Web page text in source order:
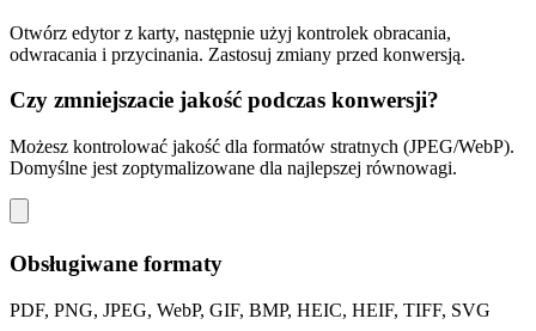
Otwórz edytor z karty, następnie użyj kontrolek obracania,
odwracania i przycinania. Zastosuj zmiany przed konwersją.
Czy zmniejszacie jakość podczas konwersji?
Możesz kontrolować jakość dla formatów stratnych (JPEG/WebP).
Domyślne jest zoptymalizowane dla najlepszej równowagi.
Obsługiwane formaty
PDF, PNG, JPEG, WebP, GIF, BMP, HEIC, HEIF, TIFF, SVG